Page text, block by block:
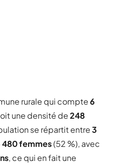
rurale qui compte6
une densité de248
se répartit entre3
480 femmes(52 %), avec
, ce qui en fait une